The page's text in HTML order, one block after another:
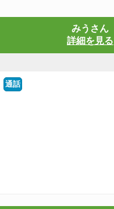
みうさん
詳細を見る
通話